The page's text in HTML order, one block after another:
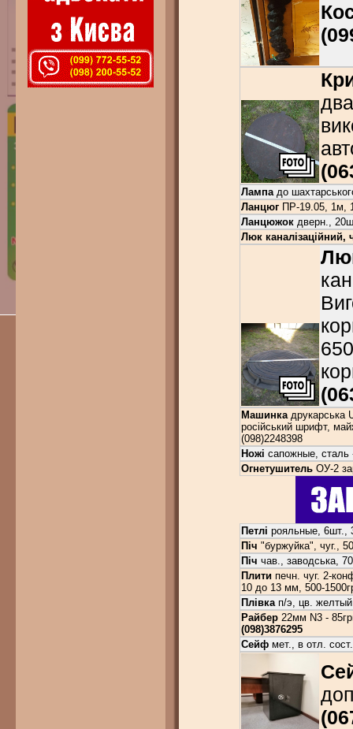
Лампадо
ЛанцюгПР-19.05, 1м,
Ланцюжокдверн.,
Люк каналізаційний,
Машинкадрукарська
російський шрифт,
(098)2248398
Ножі сапожные, сталь
ОгнетушительОУ-2
Петлі рояльные, 6шт.,
Піч "буржуйка", чуг.,
Піч чав., заводська,
Плитипечн. чуг. 2-
10 до 13 мм, 500-
Плівкап/э, цв.
Райбер22мм N3 -
(098)3876295
Сейфмет., в отл.